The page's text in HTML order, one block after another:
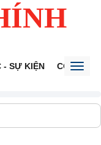
- SỰ KIỆN CÔNG